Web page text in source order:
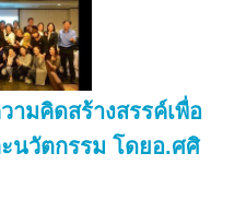
มคิดสร้างสรรค์เพื่อ
วัตกรรม โดยอ.ศศิ